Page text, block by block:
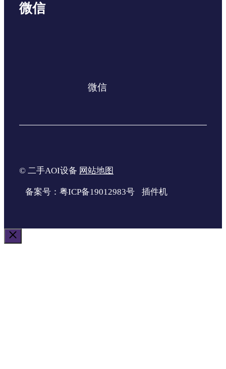
微信
微信
© 二手AOI设备 网站地图
备案号：粤ICP备19012983号 插件机